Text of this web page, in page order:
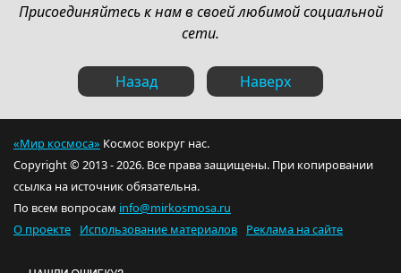
Присоединяйтесь к нам в своей любимой социальной
сети.
Назад Наверх
«Мир космоса» Космос вокруг нас.
Copyright © 2013 - 2026. Все права защищены. При копировании
ссылка на источник обязательна.
По всем вопросам info@mirkosmosa.ru
О проекте
Использование материалов Реклама на сайте